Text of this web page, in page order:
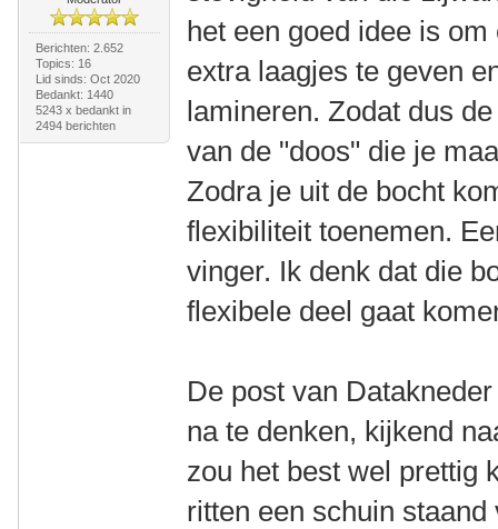
Berichten: 2.652
Topics: 16
Lid sinds: Oct 2020
Bedankt: 1440
5243 x bedankt in
2494 berichten
het een goed idee is
extra laagjes te geven
lamineren. Zodat dus
van de "doos" die je
Zodra je uit de bocht
flexibiliteit toenemen.
vinger. Ik denk dat die
flexibele deel gaat
De post van
na te denken, kijkend
zou het best wel prettig
ritten een schuin